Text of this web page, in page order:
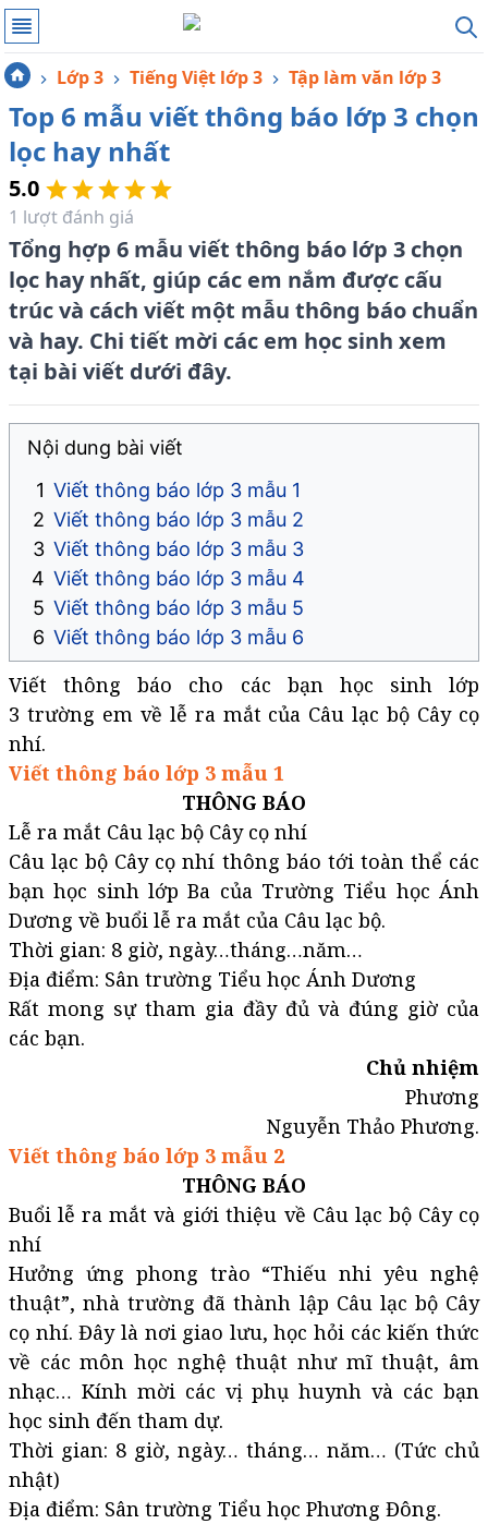
Lớp 3 Tiếng Việt lớp 3 Tập làm văn lớp 3
Top 6 mẫu viết thông báo lớp 3 chọn
lọc hay nhất
Tổng hợp 6 mẫu viết thông báo lớp 3 chọn
lọc hay nhất, giúp các em nắm được cấu
trúc và cách viết một mẫu thông báo chuẩn
và hay. Chi tiết mời các em học sinh xem
tại bài viết dưới đây.
5.0
1 lượt đánh giá
Nội dung bài viết
Viết thông báo lớp 3 mẫu 1
Viết thông báo lớp 3 mẫu 2
Viết thông báo lớp 3 mẫu 3
Viết thông báo lớp 3 mẫu 4
Viết thông báo lớp 3 mẫu 5
Viết thông báo lớp 3 mẫu 6
Viết thông báo cho các bạn học sinh lớp
3 trường em về lễ ra mắt của Câu lạc bộ Cây cọ
nhí.
Viết thông báo lớp 3 mẫu 1
THÔNG BÁO
Lễ ra mắt Câu lạc bộ Cây cọ nhí
Câu lạc bộ Cây cọ nhí thông báo tới toàn thể các
bạn học sinh lớp Ba của Trường Tiểu học Ánh
Dương về buổi lễ ra mắt của Câu lạc bộ.
Thời gian: 8 giờ, ngày…tháng…năm…
Địa điểm: Sân trường Tiểu học Ánh Dương
Rất mong sự tham gia đầy đủ và đúng giờ của
các bạn.
Chủ nhiệm
Phương
Nguyễn Thảo Phương.
Viết thông báo lớp 3 mẫu 2
THÔNG BÁO
Buổi lễ ra mắt và giới thiệu về Câu lạc bộ Cây cọ
nhí
Hưởng ứng phong trào “Thiếu nhi yêu nghệ
thuật”, nhà trường đã thành lập Câu lạc bộ Cây
cọ nhí. Đây là nơi giao lưu, học hỏi các kiến thức
về các môn học nghệ thuật như mĩ thuật, âm
nhạc… Kính mời các vị phụ huynh và các bạn
học sinh đến tham dự.
Thời gian: 8 giờ, ngày… tháng… năm… (Tức chủ
nhật)
Địa điểm: Sân trường Tiểu học Phương Đông.